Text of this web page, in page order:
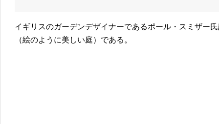
イギリスのガーデンデザイナーであるポール・スミザー
（絵のように美しい庭）である。